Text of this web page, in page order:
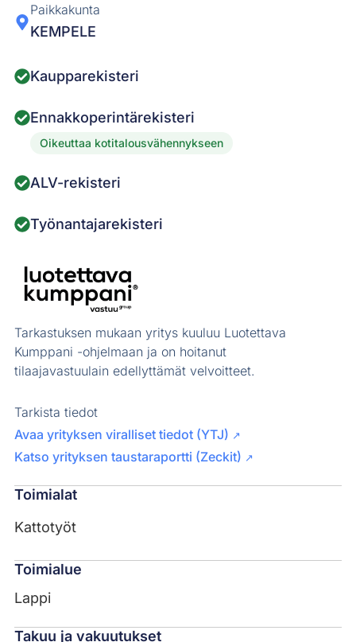
Paikkakunta
KEMPELE
Kaupparekisteri
Ennakkoperintärekisteri
Oikeuttaa kotitalousvähennykseen
ALV-rekisteri
Työnantajarekisteri
Tarkastuksen mukaan yritys kuuluu Luotettava
Kumppani -ohjelmaan ja on hoitanut
tilaajavastuulain edellyttämät velvoitteet.
Tarkista tiedot
Avaa yrityksen viralliset tiedot (YTJ) ↗
Katso yrityksen taustaraportti (Zeckit) ↗
Toimialat
Kattotyöt
Toimialue
Lappi
Takuu ja vakuutukset